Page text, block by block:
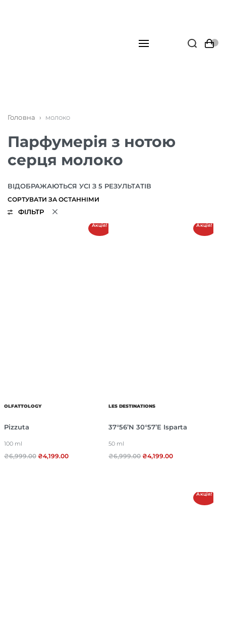
Головна › молоко
Парфумерія з нотою
серця молоко
ВІДОБРАЖАЮТЬСЯ УСІ З 5 РЕЗУЛЬТАТІВ
ФІЛЬТР
Акція!
OLFATTOLOGY
Pizzuta
100 ml
₴6,999.00 ₴4,199.00
Акція!
LES DESTINATIONS
37°56’N 30°57’E Isparta
50 ml
₴6,999.00 ₴4,199.00
Акція!